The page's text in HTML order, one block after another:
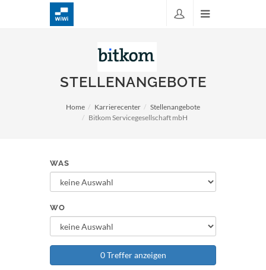
STELLENANGEBOTE
Home Karrierecenter
Stellenangebote
Bitkom Servicegesellschaft mbH
WAS
WO
0 Treffer anzeigen